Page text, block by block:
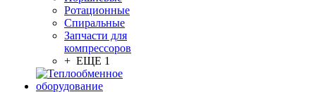
Ротационные
Спиральные
Запчасти для
компрессоров
+ ЕЩЕ 1